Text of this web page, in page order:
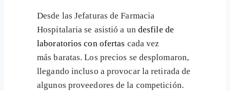
Desde las Jefaturas de Farmacia
Hospitalaria se asistió a un desfile de
laboratorios con ofertas cada vez
más baratas. Los precios se desplomaron,
llegando incluso a provocar la retirada de
algunos proveedores de la competición.